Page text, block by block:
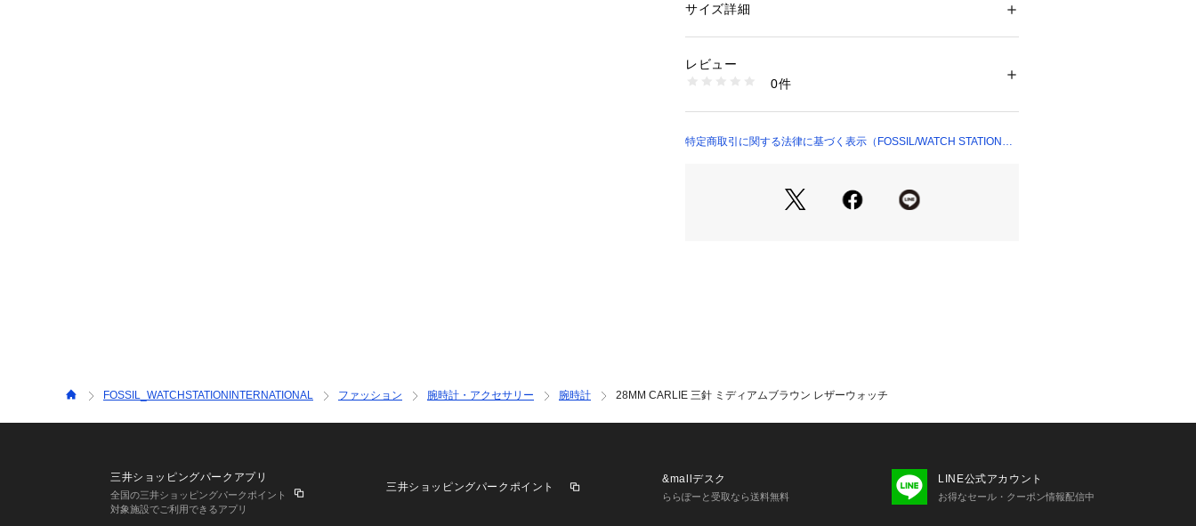
ラグ幅：12MM
輸入: 正規品
【 FOSSIL について 】
FOSSIL（フォッシル）は、創造性と独創性にインスパ
性別：レディース
商品番号：
ES5297 （ショップ）
サイズ詳細
レビュー
0件
特定商取引に関する法律に基づく表示（FOSSIL/WATCH STATION
FOSSIL_WATCHSTATIONINTERNATIONAL ファッション 腕時計・アクセサリー 腕時計 28MM CARLIE 三針 ミディアムブラウン レザーウォッチ
三井ショッピングパークアプリ
全国の三井ショッピングパークポイント
対象施設でご利用できるアプリ
三井ショッピングパークポイント
&mallデスク
ららぽーと受取なら送料無料
LINE公式アカウント
お得なセール・クーポン情報配信中